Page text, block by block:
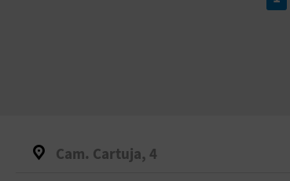
Cam. Cartuja, 4